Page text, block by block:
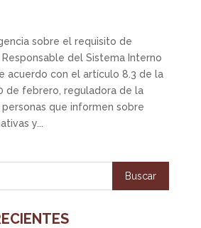
sobre el requisito de
del Sistema Interno
acuerdo con el artículo 8.3 de la
de febrero, reguladora de la
que informen sobre
y...